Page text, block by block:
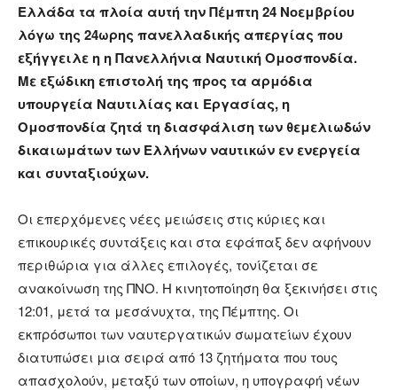
Ελλάδα τα πλοία αυτή την Πέμπτη 24 Νοεμβρίου
λόγω της 24ωρης πανελλαδικής απεργίας που
εξήγγειλε η η Πανελλήνια Ναυτική Ομοσπονδία.
Με εξώδικη επιστολή της προς τα αρμόδια
υπουργεία Ναυτιλίας και Εργασίας, η
Ομοσπονδία ζητά τη διασφάλιση των θεμελιωδών
δικαιωμάτων των Ελλήνων ναυτικών εν ενεργεία
και συνταξιούχων.
Οι επερχόμενες νέες μειώσεις στις κύριες και
επικουρικές συντάξεις και στα εφάπαξ δεν αφήνουν
περιθώρια για άλλες επιλογές, τονίζεται σε
ανακοίνωση της ΠΝΟ. Η κινητοποίηση θα ξεκινήσει στις
12:01, μετά τα μεσάνυχτα, της Πέμπτης. Οι
εκπρόσωποι των ναυτεργατικών σωματείων έχουν
διατυπώσει μια σειρά από 13 ζητήματα που τους
απασχολούν, μεταξύ των οποίων, η υπογραφή νέων